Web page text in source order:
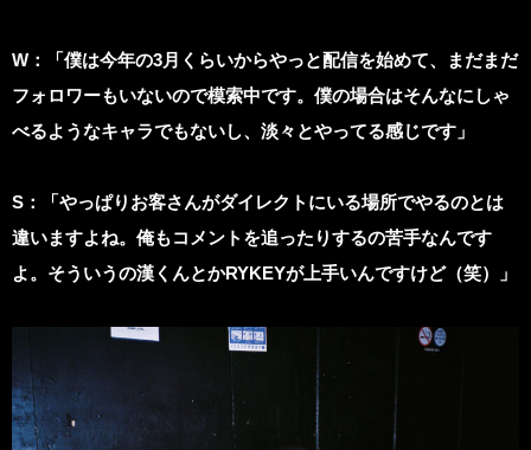
W ：「僕は今年の3月くらいからやっと配信を始めて、まだまだ
フォロワーもいないので模索中です。僕の場合はそんなにしゃ
べるようなキャラでもないし、淡々とやってる感じです」
S：「やっぱりお客さんがダイレクトにいる場所でやるのとは
違いますよね。俺もコメントを追ったりするの苦手なんです
よ。そういうの漢くんとかRYKEYが上手いんですけど（笑）」